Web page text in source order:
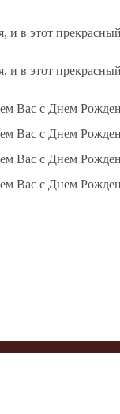
в этот
в этот
Вас с Днем
Вас с Днем
Вас с Днем
Вас с Днем